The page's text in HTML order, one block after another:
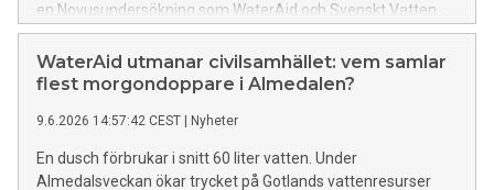
en Novusundersökning som WaterAid och Svenskt Vatten
låtit genomföra. Skillnaderna i vattenvanor är stora mellan
olika delar av landet.
WaterAid utmanar civilsamhället: vem samlar
flest morgondoppare i Almedalen?
9.6.2026 14:57:42 CEST Nyheter
En dusch förbrukar i snitt 60 liter vatten. Under
Almedalsveckan ökar trycket på Gotlands vattenresurser